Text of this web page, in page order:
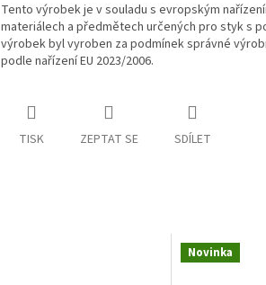
Tento výrobek je v souladu s evropským
materiálech a předmětech určených pro styk s
výrobek byl vyroben za podmínek správné
podle nařízení EU 2023/2006.
TISK ZEPTAT SE SDÍLET
Novinka